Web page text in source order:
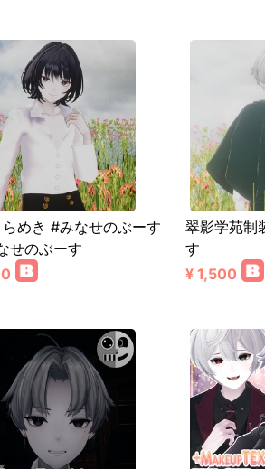
めき #みなせのぶーす
せのぶーす
翠影学苑制
す
¥ 1,500